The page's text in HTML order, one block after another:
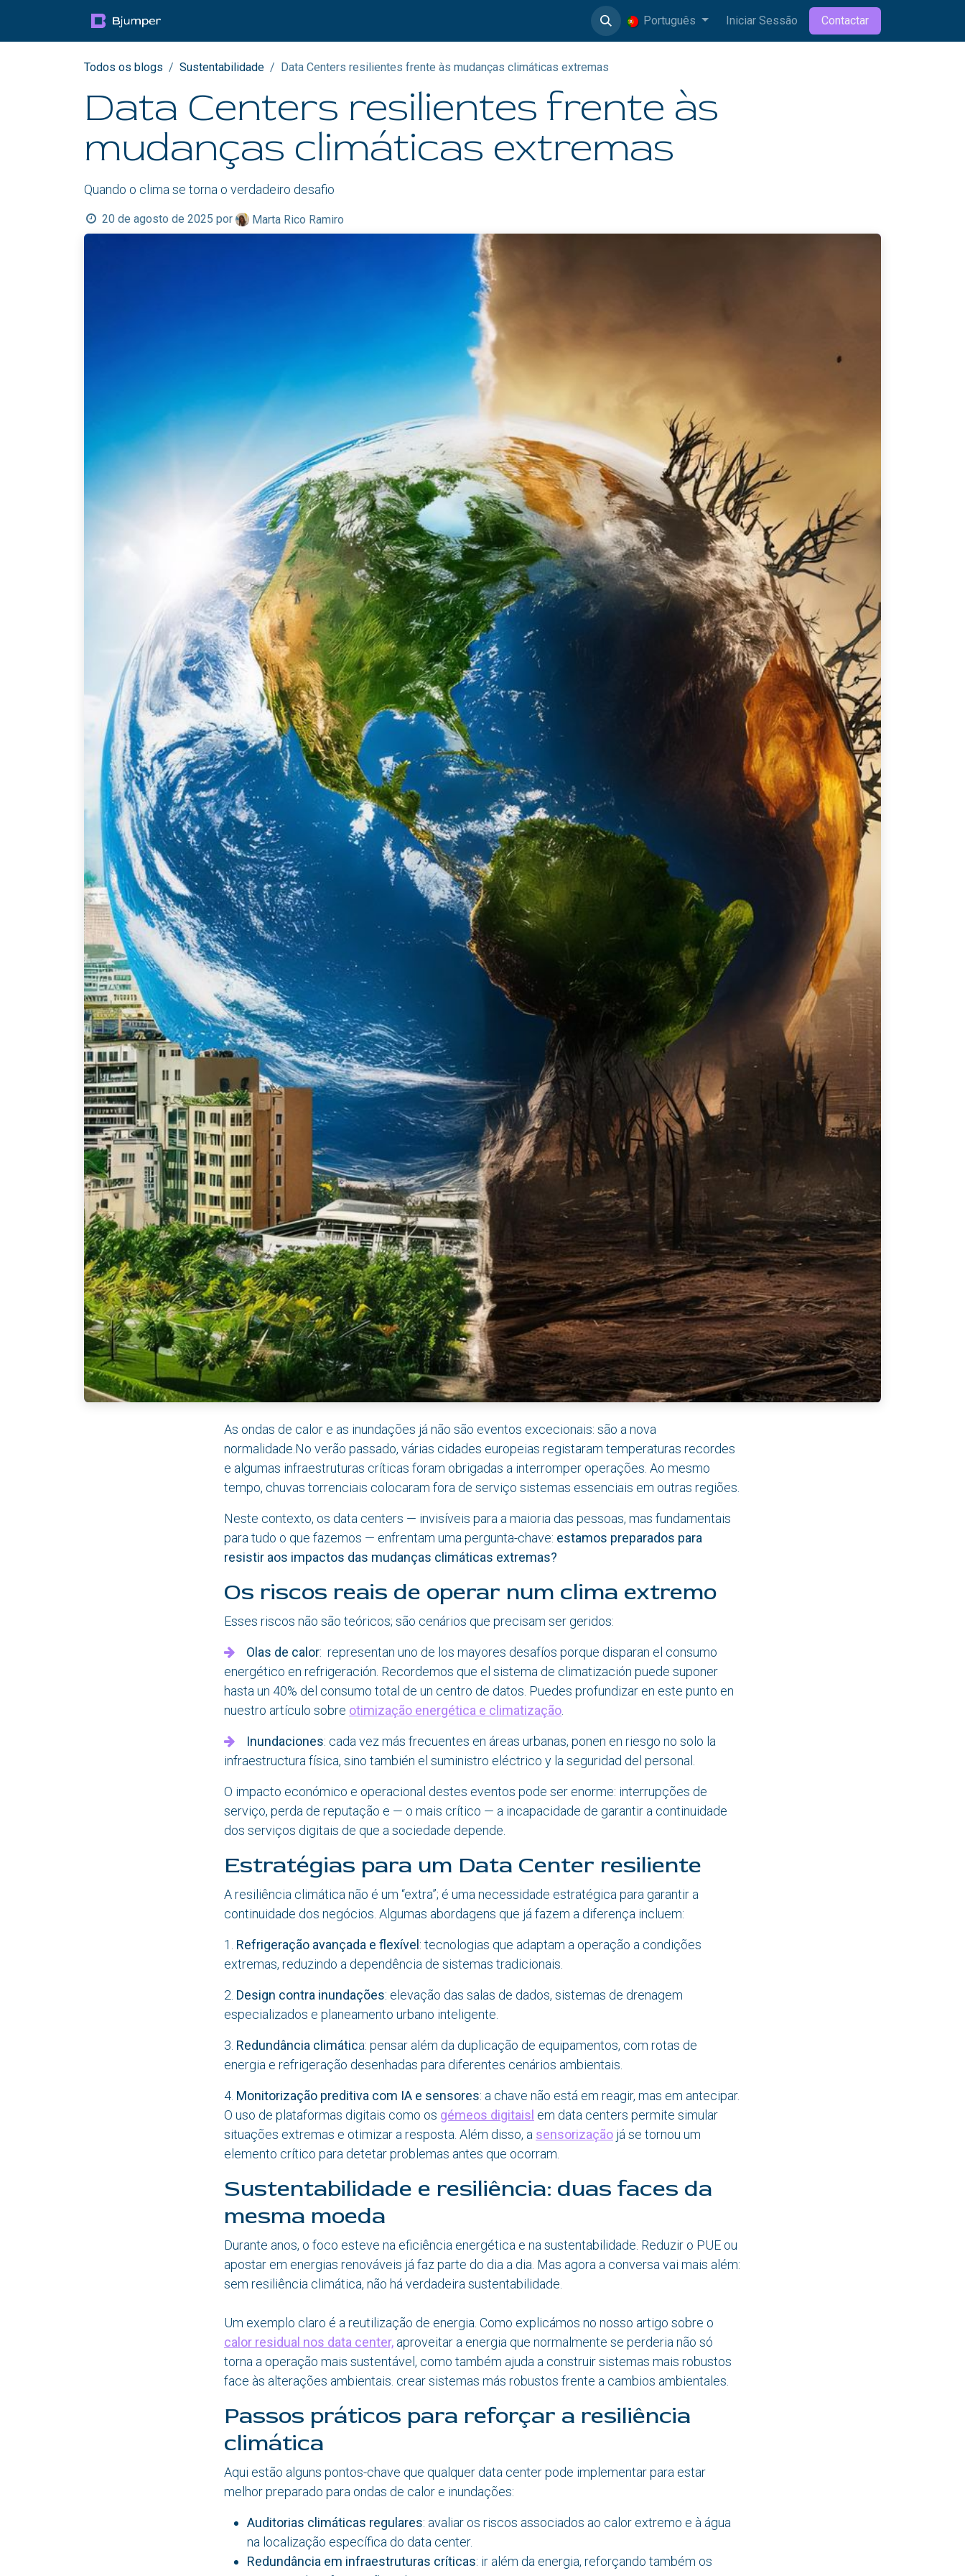
Português Iniciar Sessão Contactar
Todos os blogs Sustentabilidade Data Centers resilientes frente às mudanças climáticas extremas
Data Centers resilientes frente às
mudanças climáticas extremas
Quando o clima se torna o verdadeiro desafio
20 de agosto de 2025 por Marta Rico Ramiro
As ondas de calor e as inundações já não são eventos excecionais: são a nova
normalidade.No verão passado, várias cidades europeias registaram temperaturas recordes
e algumas infraestruturas críticas foram obrigadas a interromper operações. Ao mesmo
tempo, chuvas torrenciais colocaram fora de serviço sistemas essenciais em outras regiões.
Neste contexto, os data centers — invisíveis para a maioria das pessoas, mas fundamentais
para tudo o que fazemos — enfrentam uma pergunta-chave: estamos preparados para
resistir aos impactos das mudanças climáticas extremas?
Os riscos reais de operar num clima extremo
Esses riscos não são teóricos; são cenários que precisam ser geridos:
Olas de calor: representan uno de los mayores desafíos porque disparan el consumo
energético en refrigeración. Recordemos que el sistema de climatización puede suponer
hasta un 40% del consumo total de un centro de datos. Puedes profundizar en este punto en
nuestro artículo sobre otimização energética e climatização
Inundaciones: cada vez más frecuentes en áreas urbanas, ponen en riesgo no solo la
infraestructura física, sino también el suministro eléctrico y la seguridad del personal.
O impacto económico e operacional destes eventos pode ser enorme: interrupções de
serviço, perda de reputação e — o mais crítico — a incapacidade de garantir a continuidade
dos serviços digitais de que a sociedade depende.
Estratégias para um Data Center resiliente
A resiliência climática não é um “extra”; é uma necessidade estratégica para garantir a
continuidade dos negócios. Algumas abordagens que já fazem a diferença incluem:
1. Refrigeração avançada e flexível: tecnologias que adaptam a operação a condições
extremas, reduzindo a dependência de sistemas tradicionais.
2. Design contra inundações: elevação das salas de dados, sistemas de drenagem
especializados e planeamento urbano inteligente.
3. Redundância climática: pensar além da duplicação de equipamentos, com rotas de
energia e refrigeração desenhadas para diferentes cenários ambientais.
4. Monitorização preditiva com IA e sensores: a chave não está em reagir, mas em antecipar.
O uso de plataformas digitais como os gémeos digitaisl em data centers permite simular
situações extremas e otimizar a resposta. Além disso, a sensorização já se tornou um
elemento crítico para detetar problemas antes que ocorram.
Sustentabilidade e resiliência: duas faces da
mesma moeda
Durante anos, o foco esteve na eficiência energética e na sustentabilidade. Reduzir o PUE ou
apostar em energias renováveis já faz parte do dia a dia. Mas agora a conversa vai mais além:
sem resiliência climática, não há verdadeira sustentabilidade.
Um exemplo claro é a reutilização de energia. Como explicámos no nosso artigo sobre o
calor residual nos data center, aproveitar a energia que normalmente se perderia não só
torna a operação mais sustentável, como também ajuda a construir sistemas mais robustos
face às alterações ambientais. crear sistemas más robustos frente a cambios ambientales.
Passos práticos para reforçar a resiliência
climática
Aqui estão alguns pontos-chave que qualquer data center pode implementar para estar
melhor preparado para ondas de calor e inundações:
Auditorias climáticas regulares: avaliar os riscos associados ao calor extremo e à água
na localização específica do data center.
Redundância em infraestruturas críticas: ir além da energia, reforçando também os